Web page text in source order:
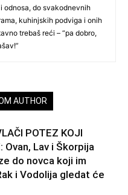
odnosa, do svakodnevnih
kuhinjskih podviga i onih
trebaš reći – “pa dobro,
AUTHOR
POTEZ KOJI
Ovan, Lav i Škorpija
do novca koji im
i Vodolija gledat će